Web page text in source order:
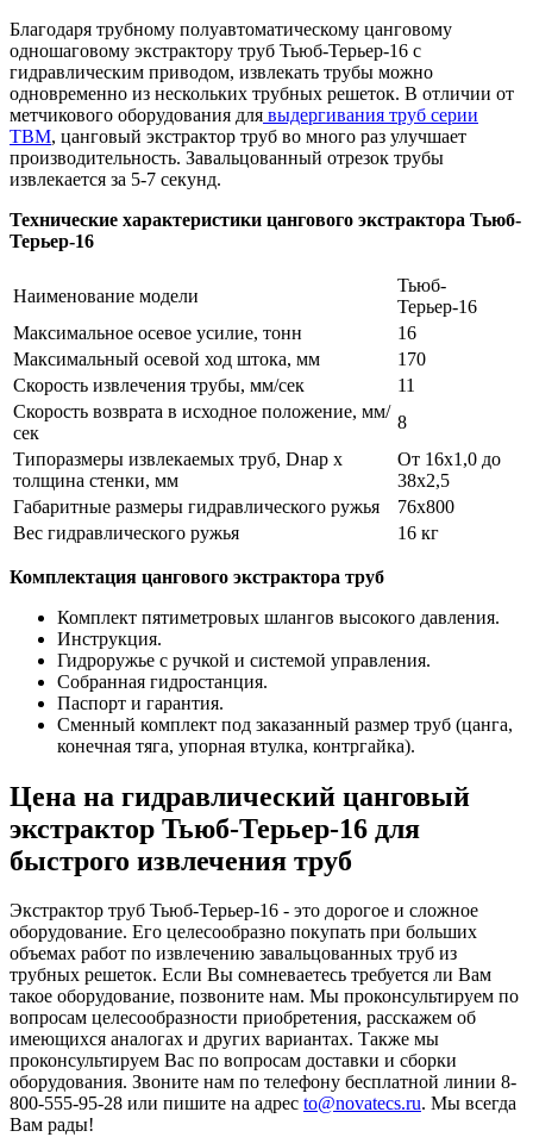
Благодаря трубному полуавтоматическому цанговому
одношаговому экстрактору труб Тьюб-Терьер-16 с
гидравлическим приводом, извлекать трубы можно
одновременно из нескольких трубных решеток. В отличии от
метчикового оборудования для выдергивания труб серии
ТВМ, цанговый экстрактор труб во много раз улучшает
производительность. Завальцованный отрезок трубы
извлекается за 5-7 секунд.
Технические характеристики цангового экстрактора Тьюб-
Терьер-16
Наименование модели
Тьюб-
Терьер-16
Максимальное осевое усилие, тонн
16
Максимальный осевой ход штока, мм
170
Скорость извлечения трубы, мм/сек
11
Скорость возврата в исходное положение, мм/
сек
8
Типоразмеры извлекаемых труб, Dнар х
толщина стенки, мм
От 16х1,0 до
38х2,5
Габаритные размеры гидравлического ружья
76х800
Вес гидравлического ружья
16 кг
Комплектация цангового экстрактора труб
Комплект пятиметровых шлангов высокого давления.
Инструкция.
Гидроружье с ручкой и системой управления.
Собранная гидростанция.
Паспорт и гарантия.
Сменный комплект под заказанный размер труб (цанга,
конечная тяга, упорная втулка, контргайка).
Цена на гидравлический цанговый
экстрактор Тьюб-Терьер-16 для
быстрого извлечения труб
Экстрактор труб Тьюб-Терьер-16 - это дорогое и сложное
оборудование. Его целесообразно покупать при больших
объемах работ по извлечению завальцованных труб из
трубных решеток. Если Вы сомневаетесь требуется ли Вам
такое оборудование, позвоните нам. Мы проконсультируем по
вопросам целесообразности приобретения, расскажем об
имеющихся аналогах и других вариантах. Также мы
проконсультируем Вас по вопросам доставки и сборки
оборудования. Звоните нам по телефону бесплатной линии 8-
800-555-95-28 или пишите на адрес to@novatecs.ru. Мы всегда
Вам рады!